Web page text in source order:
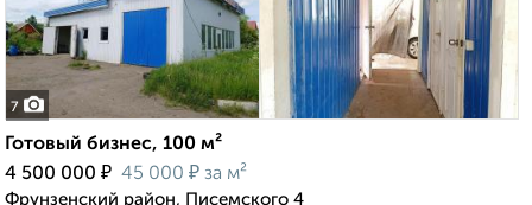
7
Готовый бизнес, 100 м²
4 500 000 ₽ 45 000 ₽ за м²
Фрунзенский район, Писемского 4